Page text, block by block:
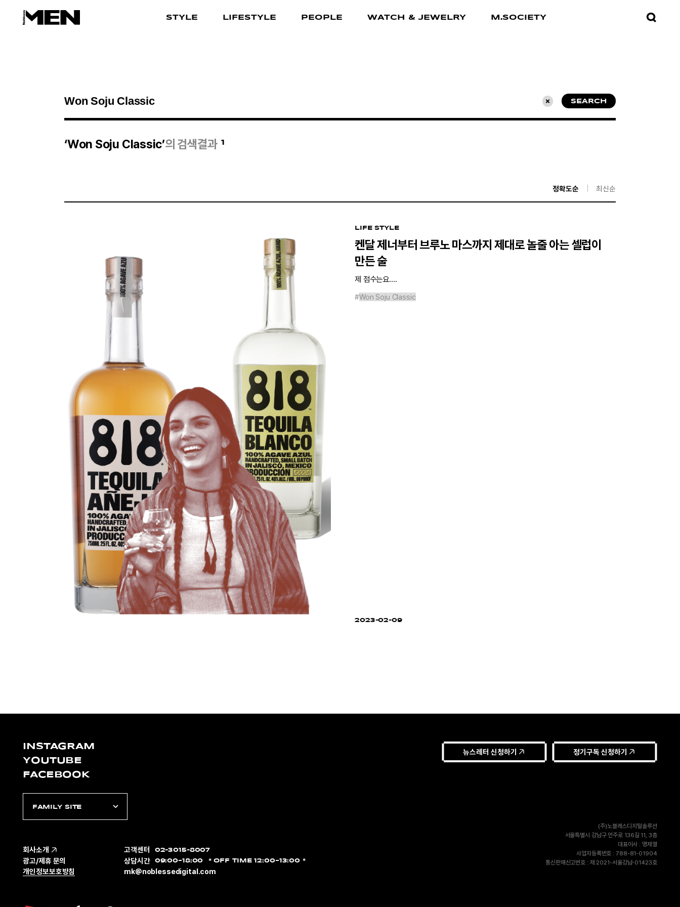
STYLE LIFESTYLE PEOPLE WATCH & JEWELRY M.SOCIETY
검색결과
초기화 SEARCH
‘Won Soju Classic’의 검색결과 1
정확도순 최신순
LIFE STYLE
켄달 제너부터 브루노 마스까지 제대로 놀줄 아는 셀럽이
만든 술
제 점수는요….
#Won Soju Classic
2023-02-09
뉴스레터 신청하기 정기구독 신청하기
INSTAGRAM
YOUTUBE
FACEBOOK
FAMILY SITE
회사소개
광고/제휴 문의
개인정보보호방침
고객센터 02-3015-8007
상담시간 09:00~18:00 OFF TIME 12:00~13:00
mk@noblessedigital.com
(주)노블레스디지털솔루션
서울특별시 강남구 언주로 136길 11, 3층
대표이사 : 명제열
사업자등록번호 : 788-81-01904
통신판매신고번호 : 제 2021-서울강남-01423호